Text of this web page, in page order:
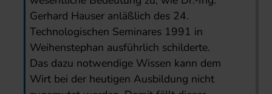
Gerhard Hauser anläßlich des 24.
Technologischen Seminares 1991 in
Weihenstephan ausführlich schilderte.
Das dazu notwendige Wissen kann dem
Wirt bei der heutigen Ausbildung nicht